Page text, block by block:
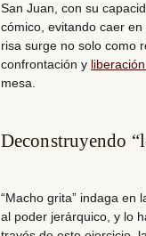
San Juan, con su
cómico, evitando caer
risa surge no solo como
confrontación y
mesa.
Deconstruyendo
“Macho grita” indaga en
al poder jerárquico, y lo